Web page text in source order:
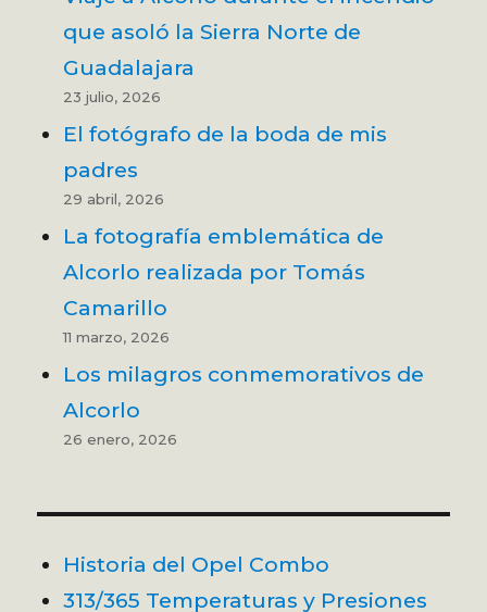
que asoló la Sierra Norte de
Guadalajara
23 julio, 2026
El fotógrafo de la boda de mis
padres
29 abril, 2026
La fotografía emblemática de
Alcorlo realizada por Tomás
Camarillo
11 marzo, 2026
Los milagros conmemorativos de
Alcorlo
26 enero, 2026
Historia del Opel Combo
313/365 Temperaturas y Presiones